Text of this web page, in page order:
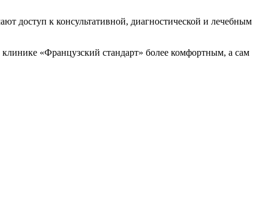
доступ к консультативной, диагностической и лечебным
«Французский стандарт» более комфортным, а сам